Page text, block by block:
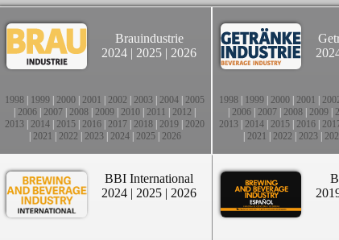
Brauindustrie
2024 | 2025 | 2026
1998 1999 2000 2001 2002 2003 2004 2005
2006 2007 2008 2009 2010 2011 2012
2013 2014 2015 2016 2017 2018 2019 2020
2021 2022 2023| 2024| 2025| 2026
1998 1999 2000 2001
2006 2007 2008 2009
2013 2014 2015 2016
2021 2022 2023|
BBI International
2024 | 2025 | 2026